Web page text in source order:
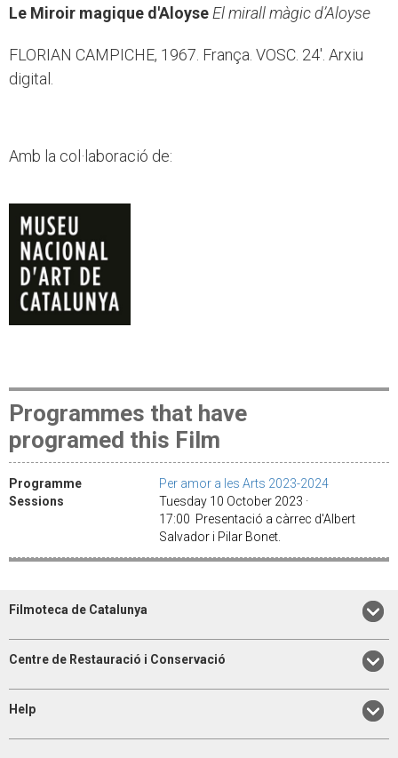
Le Miroir magique d'Aloyse El mirall màgic d’Aloyse
FLORIAN CAMPICHE, 1967. França. VOSC. 24'. Arxiu
digital.
Amb la col·laboració de:
Programmes that have
programed this Film
Programme
Per amor a les Arts 2023-2024
Sessions
Tuesday 10 October 2023 ·
17:00 Presentació a càrrec d'Albert
Salvador i Pilar Bonet.
Filmoteca de Catalunya
Centre de Restauració i Conservació
Help